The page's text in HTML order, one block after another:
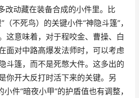
改动藏在装备合成的小件里。比
（不死鸟）的关键小件“神隐斗篷”，
这意味着，对于程咬金、曹操、白
面对中路高爆发法师时，可以考虑
斗篷，而不是死憋大件。这多出的
你开大反打时活下来的关键。另
小件“暗夜小甲”的护盾值也有调整，